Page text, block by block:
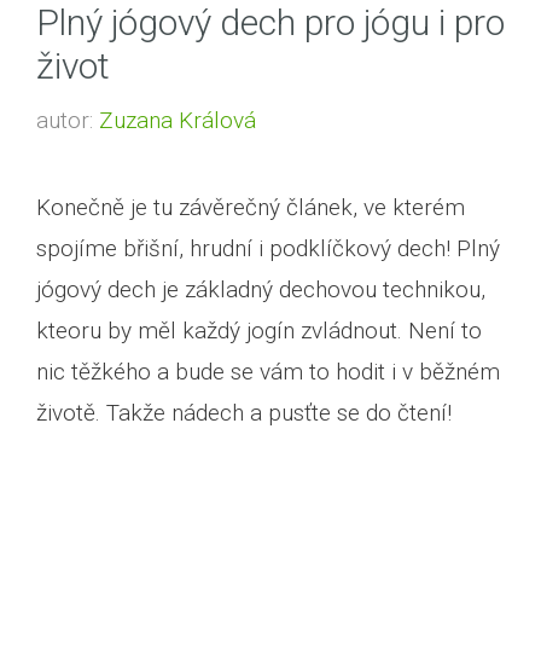
Plný jógový dech pro jógu i pro
život
autor: Zuzana Králová
Konečně je tu závěrečný článek, ve kterém
spojíme břišní, hrudní i podklíčkový dech! Plný
jógový dech je základný dechovou technikou,
kteoru by měl každý jogín zvládnout. Není to
nic těžkého a bude se vám to hodit i v běžném
životě. Takže nádech a pusťte se do čtení!